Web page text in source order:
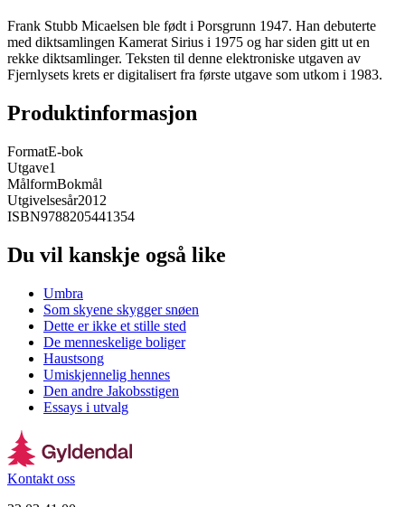
Frank Stubb Micaelsen ble født i Porsgrunn 1947. Han debuterte
med diktsamlingen Kamerat Sirius i 1975 og har siden gitt ut en
rekke diktsamlinger. Teksten til denne elektroniske utgaven av
Fjernlysets krets er digitalisert fra første utgave som utkom i 1983.
Produktinformasjon
FormatE-bok
Utgave1
MålformBokmål
Utgivelsesår2012
ISBN9788205441354
Du vil kanskje også like
Umbra
Som skyene skygger snøen
Dette er ikke et stille sted
De menneskelige boliger
Haustsong
Umiskjennelig hennes
Den andre Jakobsstigen
Essays i utvalg
Kontakt oss